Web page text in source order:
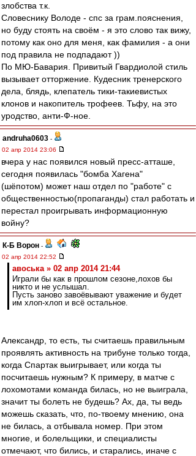
злобства т.к.
Словеснику Володе - спс за грам.пояснения,
но буду стоять на своём - я это слово так вижу,
потому как оно для меня, как фамилия - а они
под правила не подпадают ))
По МЮ-Бавария. Привитый Гвардиолой стиль
вызывает отторжение. Кудесник тренерского
дела, блядь, клепатель тики-такиевистых
клонов и накопитель трофеев. Тьфу, на это
уродство, анти-Ф-ное.
andruha0603 -
02 апр 2014 23:06
вчера у нас появился новый пресс-атташе,
сегодня появилась "бомба Хагена"
(шёпотом) может наш отдел по "работе" с
общественностью(пропаганды) стал работать и
перестал проигрывать информационную
войну?
К-Б Ворон -
02 апр 2014 22:52
авоська » 02 апр 2014 21:44
Играли бы как в прошлом сезоне,лохов бы
никто и не услышал.
Пусть заново завоёвывают уважение и будет
им хлоп-хлоп и всё остальное.
Александр, то есть, ты считаешь правильным
проявлять активность на трибуне только тогда,
когда Спартак выигрывает, или когда ты
посчитаешь нужным? К примеру, в матче с
лохомотами команда билась, но не выиграла,
значит ты болеть не будешь? Ах, да, ты ведь
можешь сказать, что, по-твоему мнению, она
не билась, а отбывала номер. При этом
многие, и болельщики, и специалисты
отмечают, что бились, и старались, иначе с